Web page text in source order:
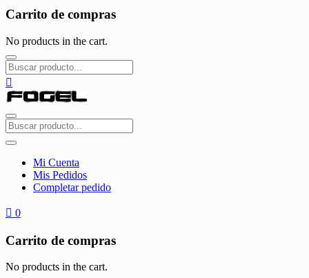
Carrito de compras
No products in the cart.
Mi Cuenta
Mis Pedidos
Completar pedido
0
Carrito de compras
No products in the cart.